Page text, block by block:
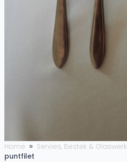
Home Servies, Bestek & Glaswerk
puntfilet